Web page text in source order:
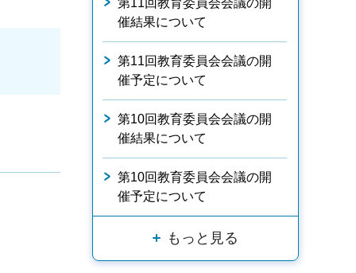
第11回教育委員会会議の開
催結果について
第11回教育委員会会議の開
催予定について
第10回教育委員会会議の開
催結果について
第10回教育委員会会議の開
催予定について
もっと見る